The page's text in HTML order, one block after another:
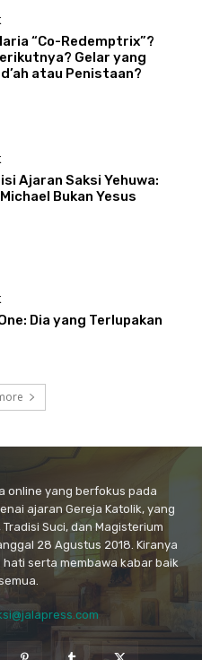
“Co-Redemptrix”?
Gelar yang
atau Penistaan?
Ajaran Saksi Yehuwa:
Bukan Yesus
Dia yang Terlupakan
online yang berfokus pada
ajaran Gereja Katolik, yang
Suci, dan Magisterium
28 Agustus 2018. Kiranya
serta membawa kabar baik